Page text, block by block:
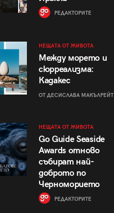
РЕДАКТОРИТЕ
НЕЩАТА ОТ ЖИВОТА
Между морето и
сюрреализма:
Кадакес
ОТ ДЕСИСЛАВА МАКЪЛРЕЙТ
НЕЩАТА ОТ ЖИВОТА
Go Guide Seaside
Awards отново
събират най-
доброто по
Черноморието
РЕДАКТОРИТЕ